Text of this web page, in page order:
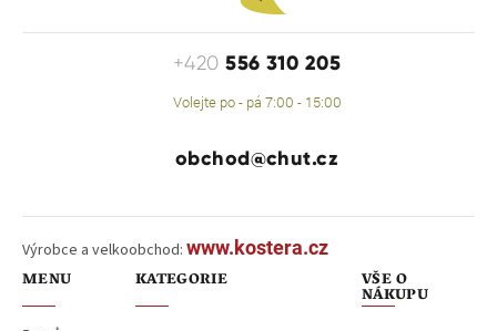
+420556 310 205
Volejte po - pá 7:00 - 15:00
obchod@chut.cz
Výrobce a velkoobchod: www.kostera.cz
MENU KATEGORIE VŠE O
NÁKUPU